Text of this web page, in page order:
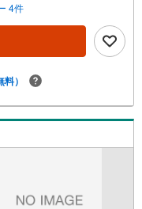
4件
）